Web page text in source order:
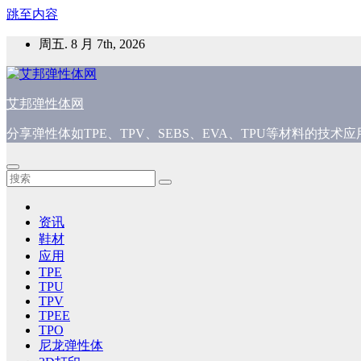
跳至内容
周五. 8 月 7th, 2026
艾邦弹性体网
分享弹性体如TPE、TPV、SEBS、EVA、TPU等材料的技术
资讯
鞋材
应用
TPE
TPU
TPV
TPEE
TPO
尼龙弹性体